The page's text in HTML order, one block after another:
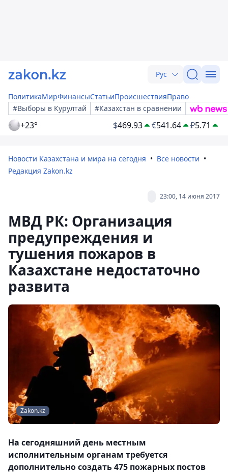
Рус
ПолитикаМирФинансыСтатьиПроисшествияПраво
#Выборы в Курултай
#Казахстан в сравнении
+23° $469.93 €541.64 ₽5.71
Новости Казахстана и мира на сегодня
Все новости
Редакция Zakon.kz
23:00, 14 июня 2017
МВД РК: Организация
предупреждения и
тушения пожаров в
Казахстане недостаточно
развита
Zakon.kz
На сегодняшний день местным
исполнительным органам требуется
дополнительно создать 475 пожарных постов